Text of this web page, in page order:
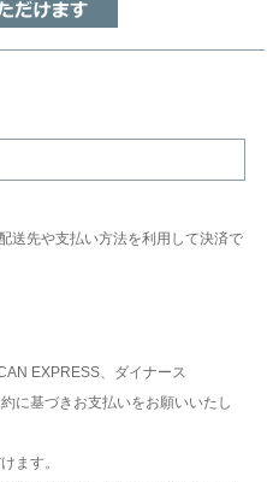
送先や支払い方法を利用して決済で
EXPRESS、ダイナース
に基づきお支払いをお願いいたし
ます。